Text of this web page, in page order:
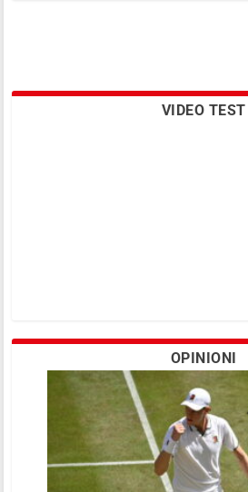
VIDEO TEST
OPINIONI